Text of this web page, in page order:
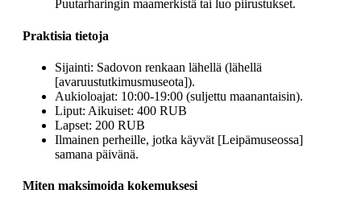
Puutarharingin maamerkistä tai luo piirustukset.
Praktisia tietoja
Sijainti: Sadovon renkaan lähellä (lähellä
[avaruustutkimusmuseota]).
Aukioloajat: 10:00-19:00 (suljettu maanantaisin).
Liput: Aikuiset: 400 RUB
Lapset: 200 RUB
Ilmainen perheille, jotka käyvät [Leipämuseossa]
samana päivänä.
Miten maksimoida kokemuksesi